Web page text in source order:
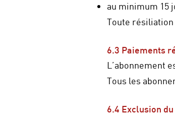
au minimum 15
Toute résiliation
6.3 Paiements
L’abonnement
Tous les
6.4 Exclusion